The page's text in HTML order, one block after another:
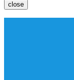
close